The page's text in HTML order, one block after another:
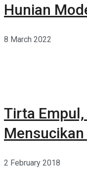
Hunian
8 March 2022
Tirta
Mensucikan
2 February 2018